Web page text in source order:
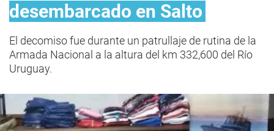
desembarcado en Salto
El decomiso fue durante un patrullaje de rutina de la
Armada Nacional a la altura del km 332,600 del Río
Uruguay.